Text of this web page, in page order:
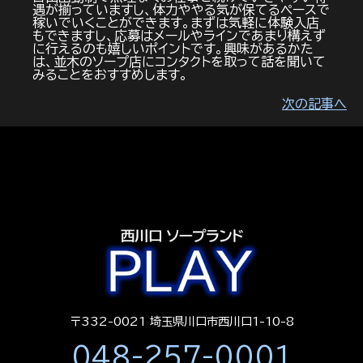
遇が揃っていますし、体力ややる気が保てるペースで
稼いでいくことができます。まずは気軽に体験入店
もできますし、応募はメールやラインであまり構えず
に行えるのも嬉しいポイントです。興味があるかた
は、並木のソープ店にコンタクトを取って話を聞いて
みることをおすすめします。
次の記事へ
〒332-0021 埼玉県川口市西川口1-10-8
048-257-0001